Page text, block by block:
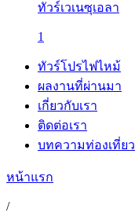
ทัวร์เวเนซุเอลา
1
ทัวร์โปรไฟไหม้
ผลงานที่ผ่านมา
เกี่ยวกับเรา
ติดต่อเรา
บทความท่องเที่ยว
หน้าแรก
/